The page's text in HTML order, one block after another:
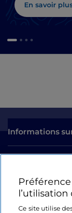
En savoir
Informations
Se connecter
Suivez-nous
l’utilisation
Ce site utilise